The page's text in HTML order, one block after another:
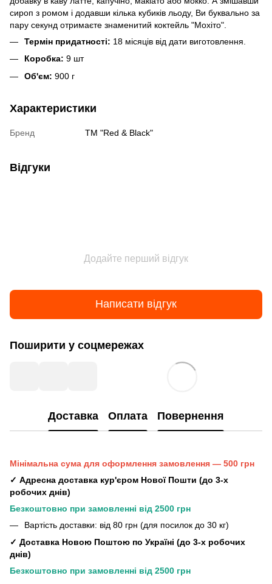
сироп з ромом і додавши кілька кубиків льоду, Ви буквально за
пару секунд отримаєте знаменитий коктейль "Мохіто".
Термін придатності: 18 місяців від дати виготовлення.
Коробка: 9 шт
Об'єм: 900 г
Характеристики
Бренд ТМ "Red & Black"
Відгуки
Додайте перший відгук
Написати відгук
Поширити у соцмережах
Доставка Оплата Повернення
Мінімальна сума для оформлення замовлення — 500 грн
✓ Адресна доставка кур'єром Нової Пошти (до 3-х
робочих днів)
Безкоштовно при замовленні від 2500 грн
Вартість доставки: від 80 грн (для посилок до 30 кг)
✓ Доставка Новою Поштою по Україні (до 3-х робочих
днів)
Безкоштовно при замовленні від 2500 грн